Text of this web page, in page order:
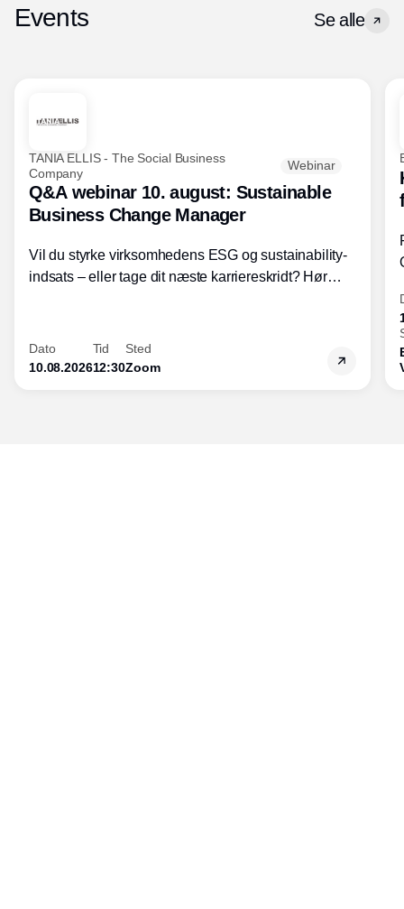
Events Se alle
TANIA ELLIS - The Social Business
Company
Webinar
Q&A webinar 10. august: Sustainable
Business Change Manager
Vil du styrke virksomhedens ESG og sustainability-
indsats – eller tage dit næste karriereskridt? Hør
inden for bæredygtig forretningsudvikling - så du
skaber værdi for både samfund og bundlinje.
Dato
10.08.2026
Tid
12:30
Sted
Zoom